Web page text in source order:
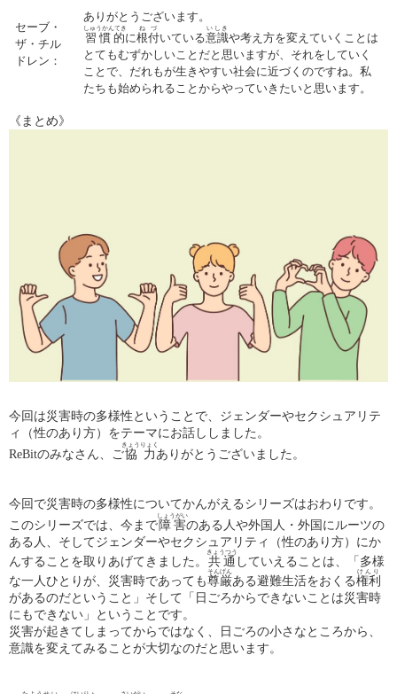
セーブ・
ザ・チル
ドレン：
ありがとうございます。
習慣的
しゅうかんてき
に根付
ねづ
いている意識
いしき
や考え方を変えていくことは
とてもむずかしいことだと思いますが、それをしていく
ことで、だれもが生きやすい社会に近づくのですね。私
たちも始められることからやっていきたいと思います。
《まとめ》
今回は災害時の多様性ということで、ジェンダーやセクシュアリテ
ィ（性のあり方）をテーマにお話ししました。
ReBitのみなさん、ご協力
きょうりょく
ありがとうございました。
今回で災害時の多様性についてかんがえるシリーズはおわりです。
このシリーズでは、今まで 障害
しょうがい
のある人や外国人・外国にルーツの
ある人、そしてジェンダーやセクシュアリティ（性のあり方）にか
んすることを取りあげてきました。 共通
きょうつう
していえることは、「多様
な一人ひとりが、災害時であっても尊厳
そんげん
ある避難生活をおくる権利
けんり
があるのだということ」そして「日ごろからできないことは災害時
にもできない」ということです。
災害が起きてしまってからではなく、日ごろの小さなところから、
意識を変えてみることが大切なのだと思います。